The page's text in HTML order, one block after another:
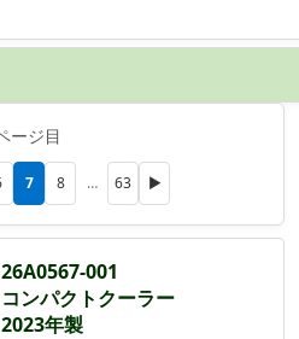
ージ目
7 8 … 63 ▶
26A0567-001
コンパクトクーラー
2023年製